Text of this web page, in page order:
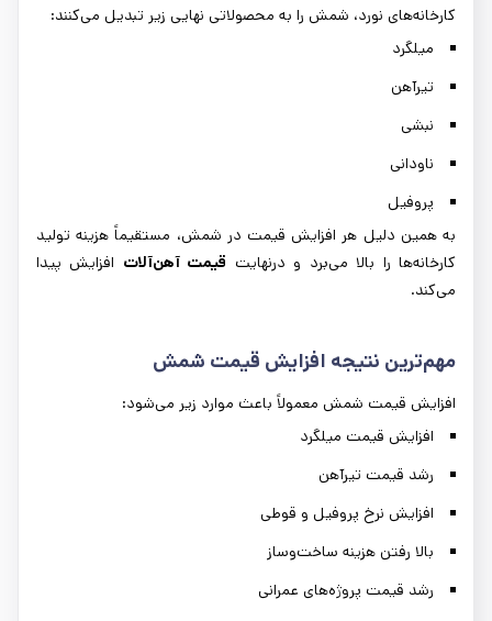
کارخانه‌های نورد، شمش را به محصولاتی نهایی زیر تبدیل می‌کنند:
میلگرد
تیرآهن
نبشی
ناودانی
پروفیل
به همین دلیل هر افزایش قیمت در شمش، مستقیماً هزینه تولید
کارخانه‌ها را بالا می‌برد و درنهایت قیمت آهن‌آلات افزایش پیدا
می‌کند.
مهم‌ترین نتیجه افزایش قیمت شمش
افزایش قیمت شمش معمولاً باعث موارد زیر می‌شود:
افزایش قیمت میلگرد
رشد قیمت تیرآهن
افزایش نرخ پروفیل و قوطی
بالا رفتن هزینه ساخت‌وساز
رشد قیمت پروژه‌های عمرانی